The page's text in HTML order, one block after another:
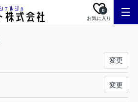
お気に入り
0
変更
変更